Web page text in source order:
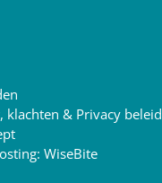
klachten & Privacy beleid
WiseBite